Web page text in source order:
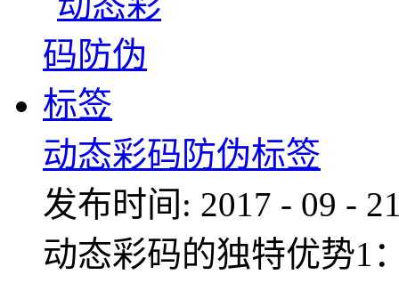
动态彩码防伪标签
发布时间: 2017 - 09 -
动态彩码的独特优势1